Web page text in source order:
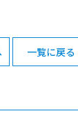
一覧に戻る